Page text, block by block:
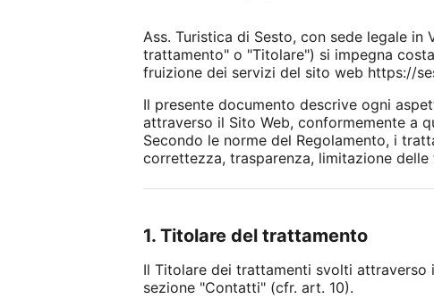
Ass. Turistica di Sesto, con sede legale
trattamento" o "Titolare") si impegna
fruizione dei servizi del sito web https://
Il presente documento descrive ogni
attraverso il Sito Web, conformemente a
Secondo le norme del Regolamento, i
correttezza, trasparenza, limitazione
1. Titolare del trattamento
Il Titolare dei trattamenti svolti attraverso
sezione "Contatti" (cfr. art. 10).